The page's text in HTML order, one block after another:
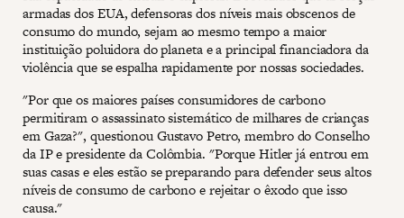
armadas dos EUA, defensoras dos níveis mais obscenos de
consumo do mundo, sejam ao mesmo tempo a maior
instituição poluidora do planeta e a principal financiadora da
violência que se espalha rapidamente por nossas sociedades.
"Por que os maiores países consumidores de carbono
permitiram o assassinato sistemático de milhares de crianças
em Gaza?", questionou Gustavo Petro, membro do Conselho
da IP e presidente da Colômbia. "Porque Hitler já entrou em
suas casas e eles estão se preparando para defender seus altos
níveis de consumo de carbono e rejeitar o êxodo que isso
causa."